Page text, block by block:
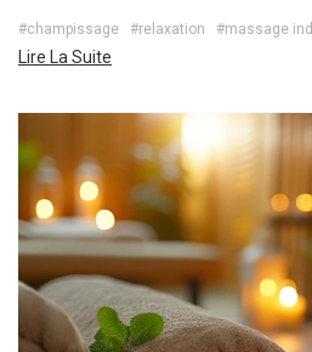
#champissage #relaxation #massage
Lire La Suite